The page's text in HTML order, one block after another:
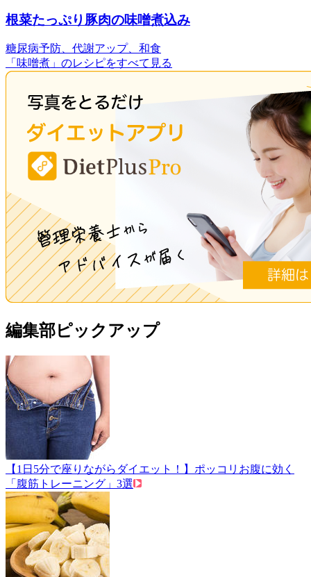
根菜たっぷり豚肉の味噌煮込み
糖尿病予防、代謝アップ、和食
「味噌煮」のレシピをすべて見る
編集部ピックアップ
【1日5分で座りながらダイエット！】ポッコリお腹に効く
「腹筋トレーニング」3選